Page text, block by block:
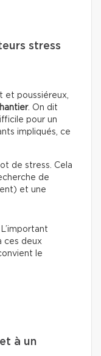
stress
et poussiéreux,
. On dit
pour un
impliqués, ce
de stress. Cela
de
et une
ces deux
le
à un